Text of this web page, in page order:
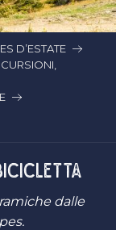
D’ESTATE
dalle